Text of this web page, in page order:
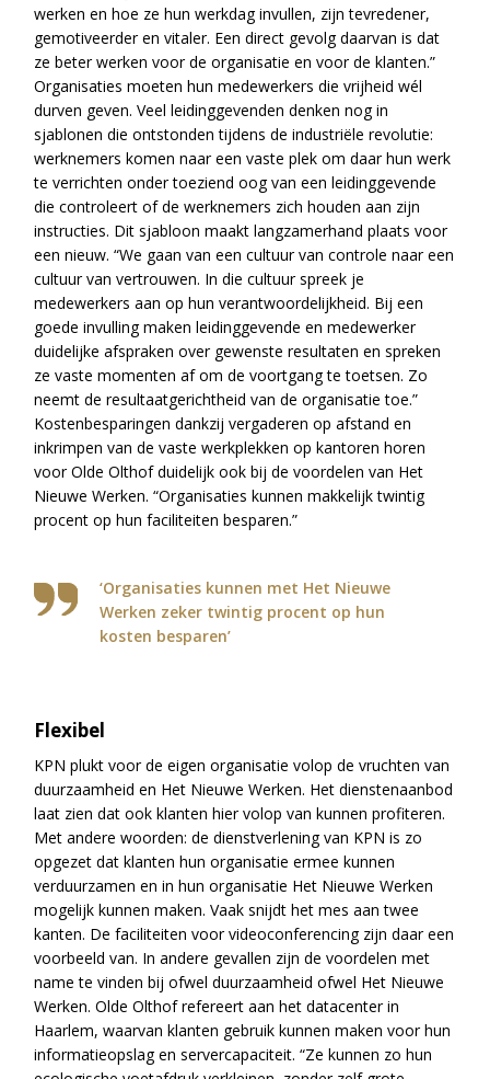
werken en hoe ze hun werkdag invullen, zijn tevredener,
gemotiveerder en vitaler. Een direct gevolg daarvan is dat
ze beter werken voor de organisatie en voor de klanten.”
Organisaties moeten hun medewerkers die vrijheid wél
durven geven. Veel leidinggevenden denken nog in
sjablonen die ontstonden tijdens de industriële revolutie:
werknemers komen naar een vaste plek om daar hun werk
te verrichten onder toeziend oog van een leidinggevende
die controleert of de werknemers zich houden aan zijn
instructies. Dit sjabloon maakt langzamerhand plaats voor
een nieuw. “We gaan van een cultuur van controle naar een
cultuur van vertrouwen. In die cultuur spreek je
medewerkers aan op hun verantwoordelijkheid. Bij een
goede invulling maken leidinggevende en medewerker
duidelijke afspraken over gewenste resultaten en spreken
ze vaste momenten af om de voortgang te toetsen. Zo
neemt de resultaatgerichtheid van de organisatie toe.”
Kostenbesparingen dankzij vergaderen op afstand en
inkrimpen van de vaste werkplekken op kantoren horen
voor Olde Olthof duidelijk ook bij de voordelen van Het
Nieuwe Werken. “Organisaties kunnen makkelijk twintig
procent op hun faciliteiten besparen.”
‘Organisaties kunnen met Het Nieuwe
Werken zeker twintig procent op hun
kosten besparen’
Flexibel
KPN plukt voor de eigen organisatie volop de vruchten van
duurzaamheid en Het Nieuwe Werken. Het dienstenaanbod
laat zien dat ook klanten hier volop van kunnen profiteren.
Met andere woorden: de dienstverlening van KPN is zo
opgezet dat klanten hun organisatie ermee kunnen
verduurzamen en in hun organisatie Het Nieuwe Werken
mogelijk kunnen maken. Vaak snijdt het mes aan twee
kanten. De faciliteiten voor videoconferencing zijn daar een
voorbeeld van. In andere gevallen zijn de voordelen met
name te vinden bij ofwel duurzaamheid ofwel Het Nieuwe
Werken. Olde Olthof refereert aan het datacenter in
Haarlem, waarvan klanten gebruik kunnen maken voor hun
informatieopslag en servercapaciteit. “Ze kunnen zo hun